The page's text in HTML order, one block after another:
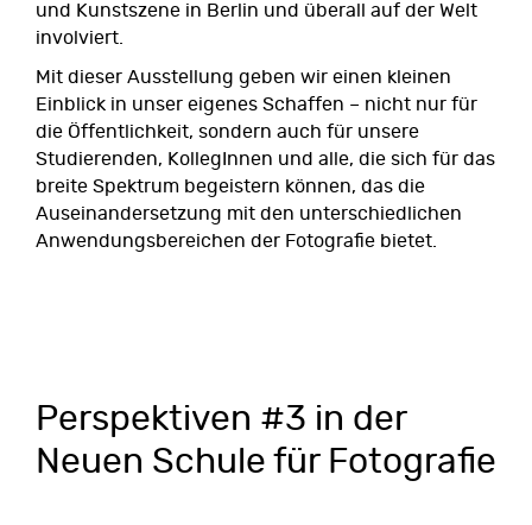
und Kunstszene in Berlin und überall auf der Welt
involviert.
Mit dieser Ausstellung geben wir einen kleinen
Einblick in unser eigenes Schaffen – nicht nur für
die Öffentlichkeit, sondern auch für unsere
Studierenden, KollegInnen und alle, die sich für das
breite Spektrum begeistern können, das die
Auseinandersetzung mit den unterschiedlichen
Anwendungsbereichen der Fotografie bietet.
Perspektiven #3 in der
Neuen Schule für Fotografie